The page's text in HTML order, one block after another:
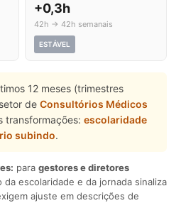
+0,3h
42h → 42h semanais
ESTÁVEL
12 meses (trimestres
de Consultórios Médicos
transformações: escolaridade
subindo.
para gestores e diretores
da escolaridade e da jornada sinaliza
ajuste em descrições de